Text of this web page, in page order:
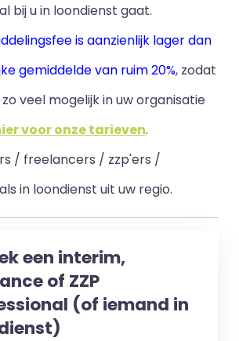
bij u in loondienst gaat.
is aanzienlijk lager dan
gemiddelde van ruim 20%, zodat
veel mogelijk in uw organisatie
voor onze tarieven.
/ freelancers / zzp'ers /
in loondienst uit uw regio.
een interim,
of ZZP
(of iemand in